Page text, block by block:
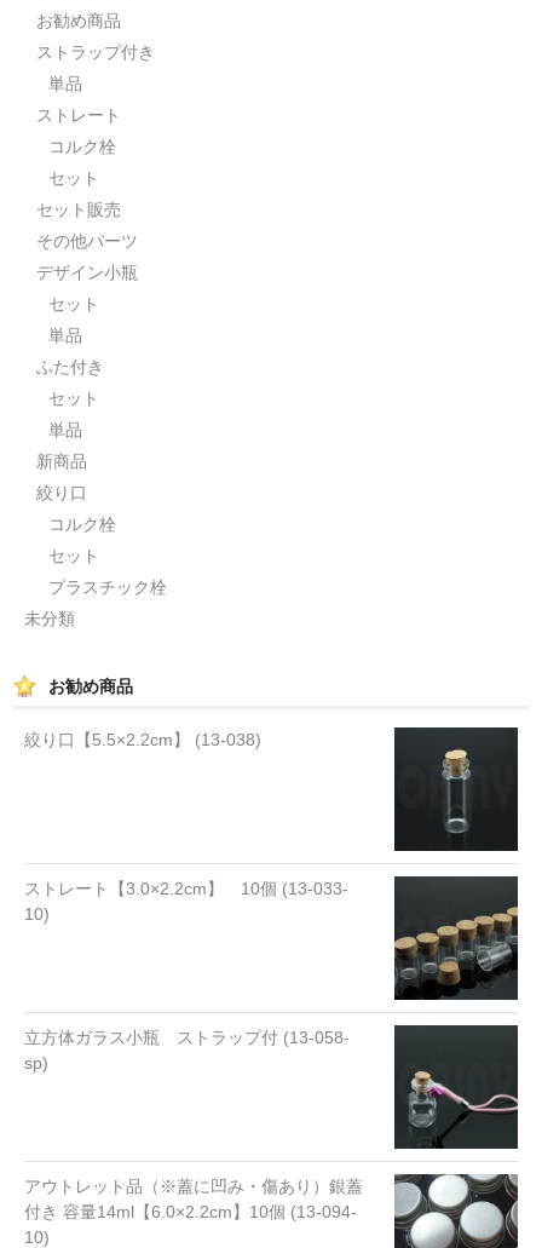
お勧め商品
ストラップ付き
単品
ストレート
コルク栓
セット
セット販売
その他パーツ
デザイン小瓶
セット
単品
ふた付き
セット
単品
新商品
絞り口
コルク栓
セット
プラスチック栓
未分類
お勧め商品
絞り口【5.5×2.2cm】 (13-038)
ストレート【3.0×2.2cm】 10個 (13-033-
10)
立方体ガラス小瓶 ストラップ付 (13-058-
sp)
アウトレット品（※蓋に凹み・傷あり）銀蓋
付き 容量14ml【6.0×2.2cm】10個 (13-094-
10)